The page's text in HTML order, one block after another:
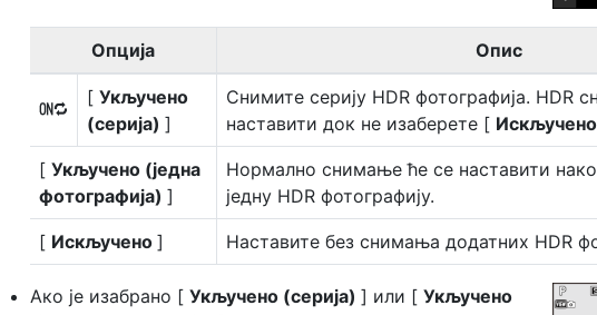
Опција Опис
0
[ Укључено
(серија) ]
Снимите серију HDR фотографија. HDR
наставити док не изаберете [ Искључено
[ Укључено (једна
фотографија) ]
Нормално снимање ће се наставити
једну HDR фотографију.
[ Искључено ] Наставите без снимања додатних HDR
Ако је изабрано [ Укључено (серија) ] или [ Укључено